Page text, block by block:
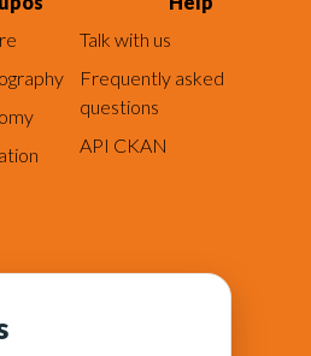
Talk with us
Frequently asked
questions
API CKAN